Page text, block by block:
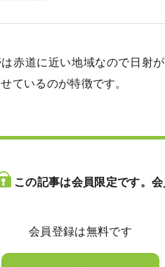
赤道に近い地域なので日射
ているのが特徴です。
この記事は会員限定です。会
会員登録は無料です